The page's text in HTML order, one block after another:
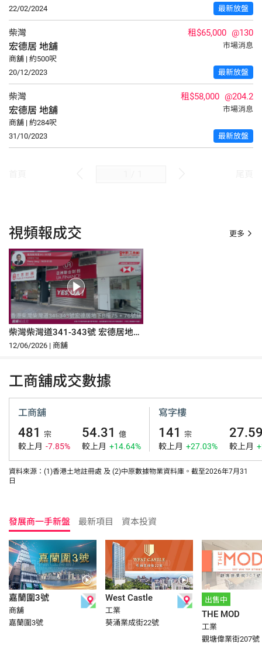
22/02/2024
最新放盤
柴灣 租$65,000 @130
宏德居 地舖
市場消息
商舖 | 約500呎
20/12/2023
最新放盤
柴灣 租$58,000 @204.2
宏德居 地舖
市場消息
商舖 | 約284呎
31/10/2023
最新放盤
視頻報成交 更多
柴灣柴灣道341-343號 宏德居地下
B座 75 + 76號舖
12/06/2026 | 商舖
工商舖成交數據
工商舖
481 宗
較上月 -7.85%
54.31 億
較上月 +14.64%
寫字樓
141 宗
較上月 +27.03% 較上月
資料來源：(1)香港土地註冊處 及 (2)中原數據物業資料庫。截至2026年7月31
日
發展商一手新盤 最新項目 資本投資
嘉蘭圍3號
商舖
嘉蘭圍3號
West Castle
工業
葵涌業成街22號
出售中
THE MOD
工業
觀塘偉業街207號